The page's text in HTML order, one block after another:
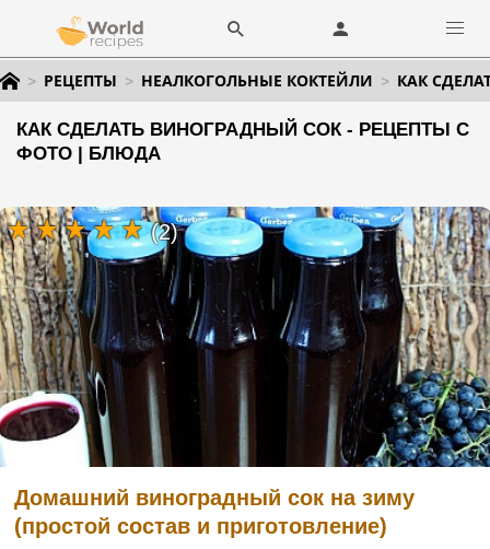
РЕЦЕПТЫ НЕАЛКОГОЛЬНЫЕ КОКТЕЙЛИ КАК
КАК СДЕЛАТЬ ВИНОГРАДНЫЙ СОК - РЕЦЕПТЫ С
ФОТО | БЛЮДА
Домашний виноградный сок на зиму
(простой состав и приготовление)
(2)